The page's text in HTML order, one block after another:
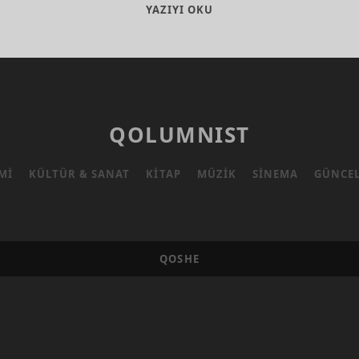
YAZIYI OKU
QOLUMNIST
KÜLTÜR & SANAT KITAP MÜZIK SINEMA GÜNCEL
QOSHE